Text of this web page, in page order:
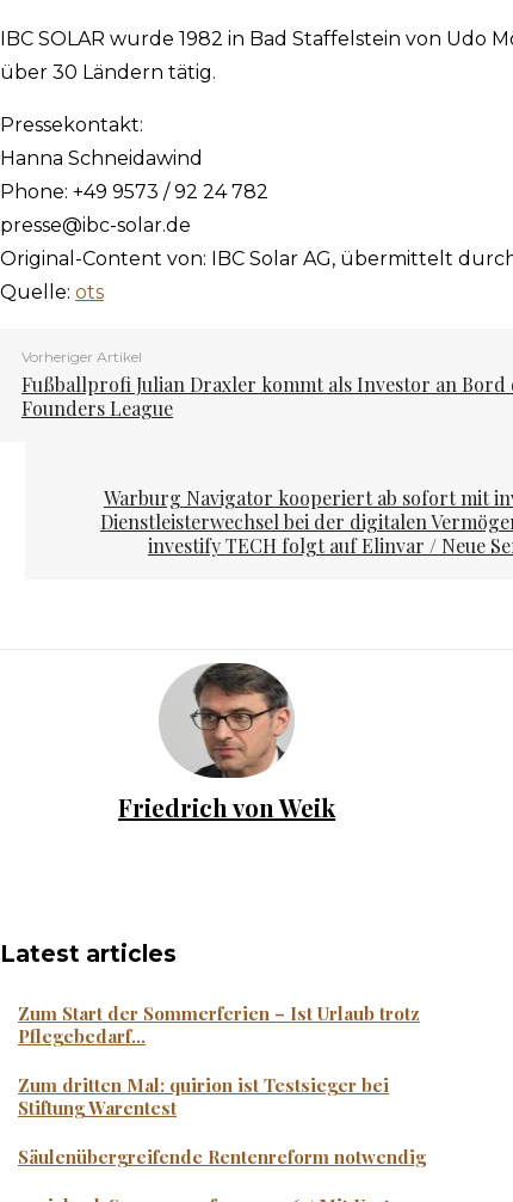
IBC SOLAR wurde 1982 in Bad Staffelstein von
über 30 Ländern tätig.
Pressekontakt:
Hanna Schneidawind
Phone: +49 9573 / 92 24 782
presse@ibc-solar.de
Original-Content von: IBC Solar AG, übermittelt
Quelle: ots
Vorheriger Artikel
Fußballprofi Julian Draxler kommt als Investor an Bord
Founders League
Warburg Navigator kooperiert ab sofort mit
Dienstleisterwechsel bei der digitalen
investify TECH folgt auf Elinvar / Neue
Friedrich von Weik
Latest articles
Zum Start der Sommerferien – Ist Urlaub trotz
Pflegebedarf...
Zum dritten Mal: quirion ist Testsieger bei
Stiftung Warentest
Säulenübergreifende Rentenreform notwendig